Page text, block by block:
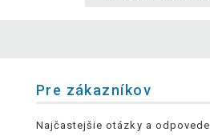
Pre zákazníkov
Najčastejšie otázky a odpovede